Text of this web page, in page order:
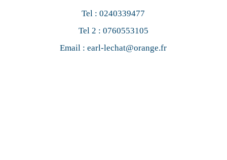
Tel :0240339477
Tel 2 : 0760553105
Email :earl-lechat@orange.fr